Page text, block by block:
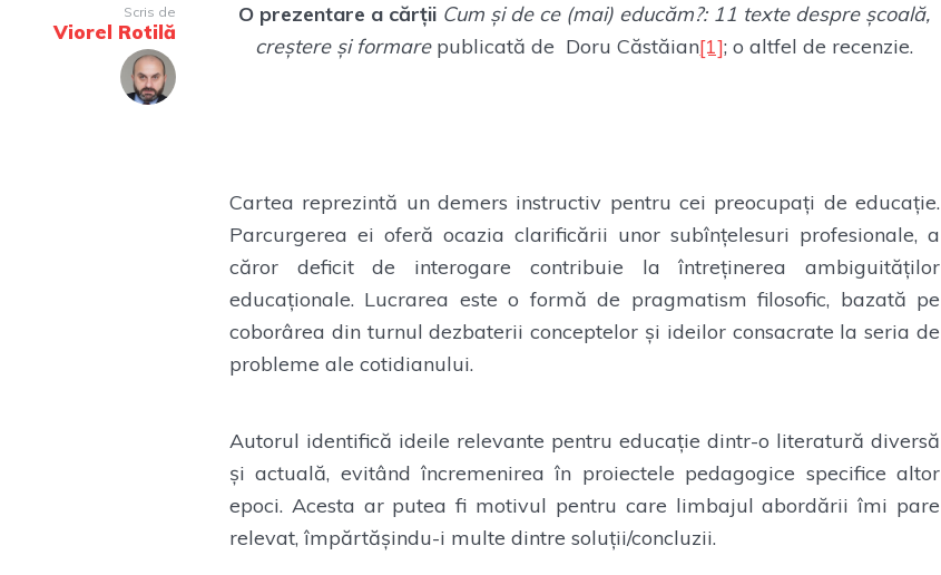
Scris de
Viorel Rotilă
O prezentare a cărții Cum și de ce (mai) educăm?: 11 texte despre școală,
creștere și formarepublicată de Doru Căstăian[1]; o altfel de recenzie.
Cartea reprezintă un demers instructiv pentru cei preocupați de educație.
Parcurgerea ei oferă ocazia clarificării unor subînțelesuri profesionale, a
căror deficit de interogare contribuie la întreținerea ambiguităților
educaționale. Lucrarea este o formă de pragmatism filosofic, bazată pe
coborârea din turnul dezbaterii conceptelor și ideilor consacrate la seria de
probleme ale cotidianului.
Autorul identifică ideile relevante pentru educație dintr-o literatură diversă
și actuală, evitând încremenirea în proiectele pedagogice specifice altor
epoci. Acesta ar putea fi motivul pentru care limbajul abordării îmi pare
relevat, împărtășindu-i multe dintre soluții/concluzii.